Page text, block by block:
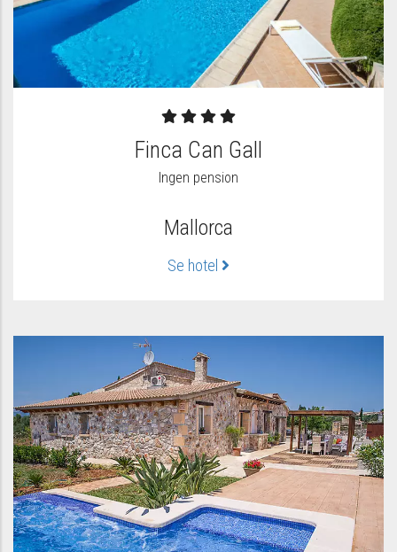
Finca Can Gall
Ingen pension
Mallorca
Se hotel